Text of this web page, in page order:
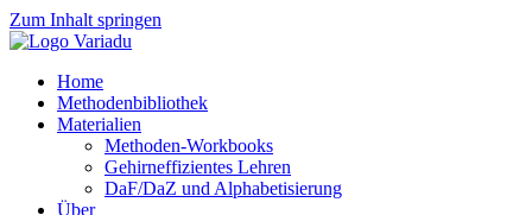
Zum Inhalt springen
Home
Methodenbibliothek
Materialien
Methoden-Workbooks
Gehirneffizientes Lehren
DaF/DaZ und Alphabetisierung
Über